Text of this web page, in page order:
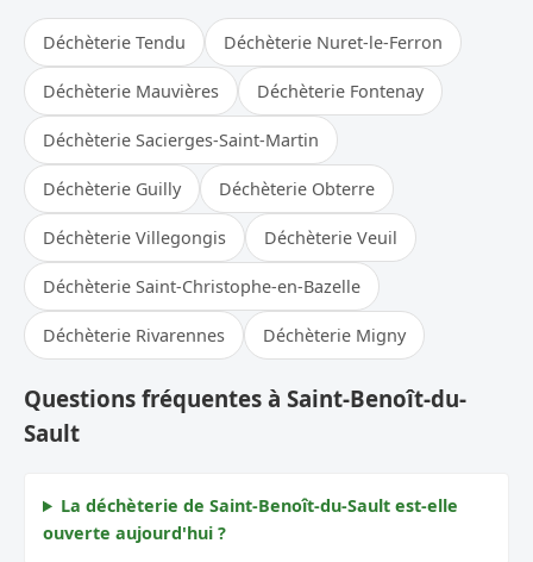
Déchèterie Tendu Déchèterie Nuret-le-Ferron
Déchèterie Mauvières Déchèterie Fontenay
Déchèterie Sacierges-Saint-Martin
Déchèterie Guilly Déchèterie Obterre
Déchèterie Villegongis Déchèterie Veuil
Déchèterie Saint-Christophe-en-Bazelle
Déchèterie Rivarennes Déchèterie Migny
Questions fréquentes à Saint-Benoît-du-
Sault
La déchèterie de Saint-Benoît-du-Sault est-elle
ouverte aujourd'hui ?